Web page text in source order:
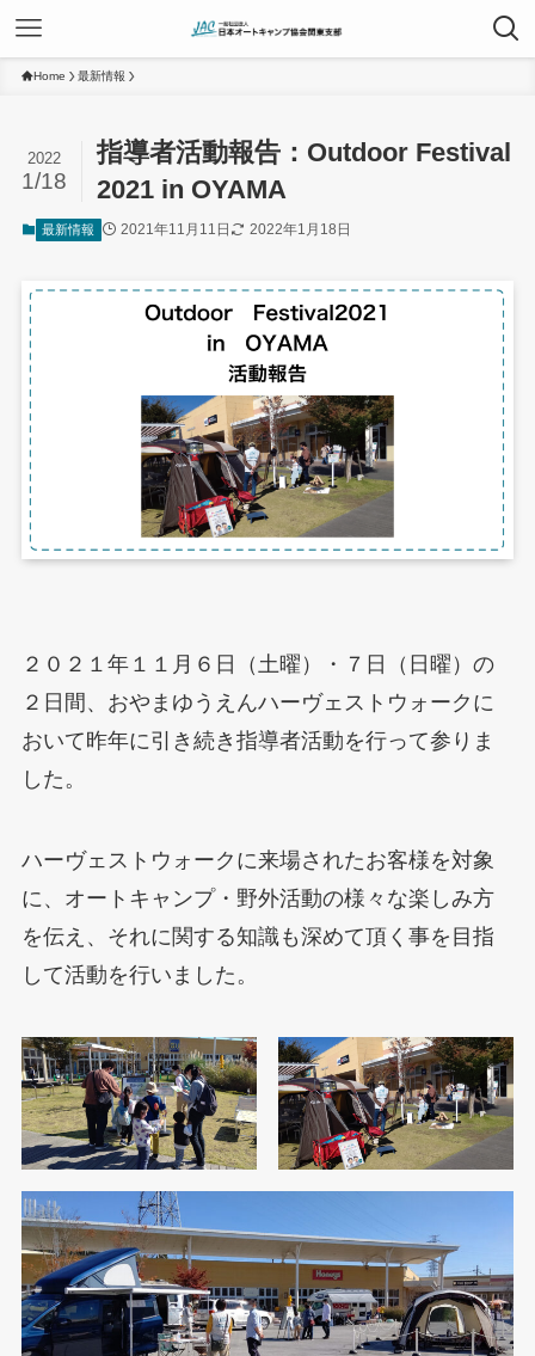
Home 最新情報
指導者活動報告：Outdoor Festival
2021 in OYAMA
2022
1/18
最新情報 2021年11月11日 2022年1月18日
２０２１年１１月６日（土曜）・７日（日曜）の
２日間、おやまゆうえんハーヴェストウォークに
おいて昨年に引き続き指導者活動を行って参りま
した。
ハーヴェストウォークに来場されたお客様を対象
に、オートキャンプ・野外活動の様々な楽しみ方
を伝え、それに関する知識も深めて頂く事を目指
して活動を行いました。